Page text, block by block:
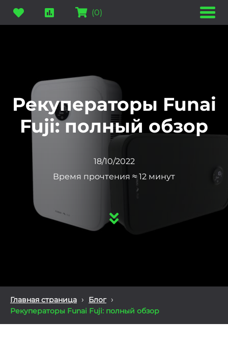
(0)
Рекуператоры Funai
Fuji: полный обзор
18/10/2022
Время прочтения ≈ 12 минут
Главная страница › Блог ›
Рекуператоры Funai Fuji: полный обзор